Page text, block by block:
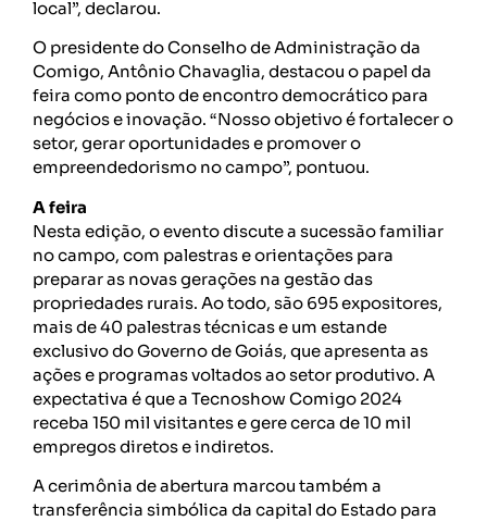
local”, declarou.
O presidente do Conselho de Administração da
Comigo, Antônio Chavaglia, destacou o papel da
feira como ponto de encontro democrático para
negócios e inovação. “Nosso objetivo é fortalecer o
setor, gerar oportunidades e promover o
empreendedorismo no campo”, pontuou.
A feira
Nesta edição, o evento discute a sucessão familiar
no campo, com palestras e orientações para
preparar as novas gerações na gestão das
propriedades rurais. Ao todo, são 695 expositores,
mais de 40 palestras técnicas e um estande
exclusivo do Governo de Goiás, que apresenta as
ações e programas voltados ao setor produtivo. A
expectativa é que a Tecnoshow Comigo 2024
receba 150 mil visitantes e gere cerca de 10 mil
empregos diretos e indiretos.
A cerimônia de abertura marcou também a
transferência simbólica da capital do Estado para